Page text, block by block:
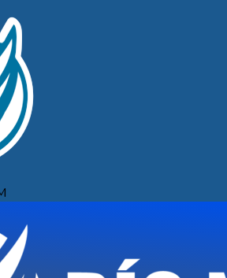
INFORMÁTICA. GIRÓ
UN